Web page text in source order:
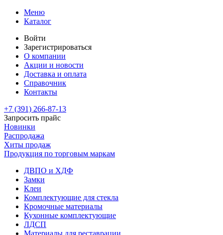
Меню
Каталог
Войти
Зарегистрироваться
О компании
Акции и новости
Доставка и оплата
Справочник
Контакты
+7 (391) 266-87-13
Запросить прайс
Новинки
Распродажа
Хиты продаж
Продукция по торговым маркам
ДВПО и ХДФ
Замки
Клеи
Комплектующие для стекла
Кромочные материалы
Кухонные комплектующие
ЛДСП
Материалы для реставрации